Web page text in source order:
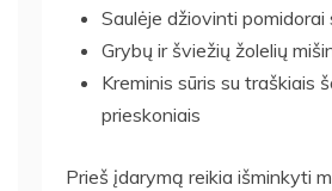
Saulėje džiovinti pomidorai
Grybų ir šviežių žolelių
Kreminis sūris su traškiais
prieskoniais
Prieš įdarymą reikia išminkyti